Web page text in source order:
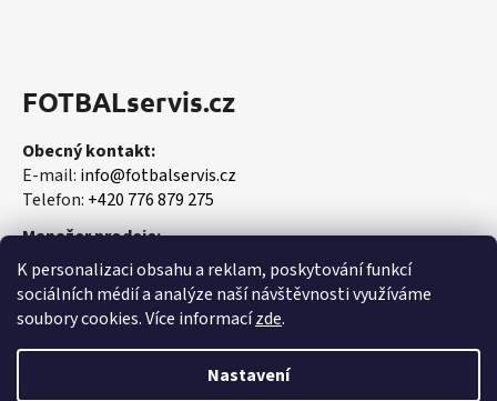
K personalizaci obsahu a reklam, poskytování funkcí
sociálních médií a analýze naší návštěvnosti využíváme
soubory cookies. Více informacízde.
Nastavení
FOTBALservis.cz
Obecný kontakt:
E-mail: info@fotbalservis.cz
Telefon: +420 776 879 275
Manažer prodeje:
Martin Vališ
Mobil:+420 606 657 244